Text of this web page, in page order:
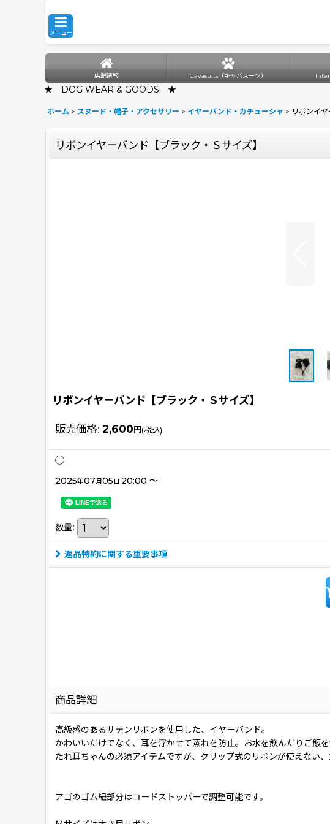
メニュー
店舗情報 Cavasuits（キャバスーツ）
★ DOG WEAR & GOODS ★
ホーム > スヌード・帽子・アクセサリー > イヤーバンド・カチューシャ > リボンイ
リボンイヤーバンド【ブラック・Ｓサイズ】
リボンイヤーバンド【ブラック・Ｓサイズ】
販売価格: 2,600円(税込)
◯
2025年07月 05日 20:00 ～
数量:
返品特約に関する重要事項
商品詳細
高級感のあるサテンリボンを使用した、イヤーバンド。
かわいいだけでなく、耳を浮かせて蒸れを防止。お水を飲んだりご飯
たれ耳ちゃんの必須アイテムですが、クリップ式のリボンが使えない
アゴのゴム紐部分はコードストッパーで調整可能です。